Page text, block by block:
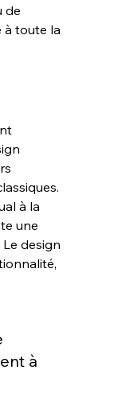
de
à toute la
à la
une
design
à